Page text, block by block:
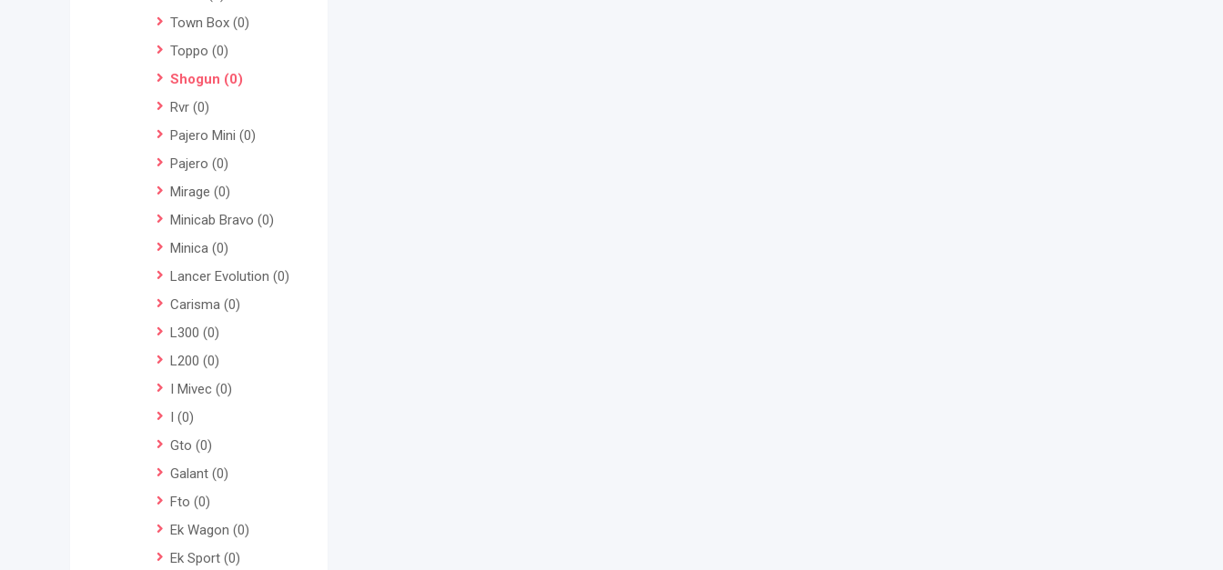
Town Box (0)
Toppo (0)
Shogun (0)
Rvr (0)
Pajero Mini (0)
Pajero (0)
Mirage (0)
Minicab Bravo (0)
Minica (0)
Lancer Evolution (0)
Carisma (0)
L300 (0)
L200 (0)
I Mivec (0)
I (0)
Gto (0)
Galant (0)
Fto (0)
Ek Wagon (0)
Ek Sport (0)